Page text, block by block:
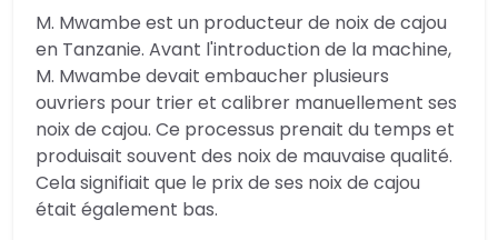
M. Mwambe est un producteur de noix de cajou
en Tanzanie. Avant l'introduction de la machine,
M. Mwambe devait embaucher plusieurs
ouvriers pour trier et calibrer manuellement ses
noix de cajou. Ce processus prenait du temps et
produisait souvent des noix de mauvaise qualité.
Cela signifiait que le prix de ses noix de cajou
était également bas.